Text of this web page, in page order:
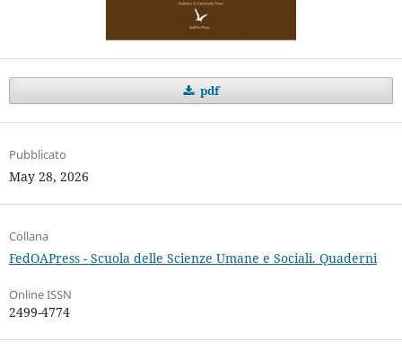
pdf
Pubblicato
May 28, 2026
Collana
FedOAPress - Scuola delle Scienze Umane e Sociali. Quaderni
Online ISSN
2499-4774